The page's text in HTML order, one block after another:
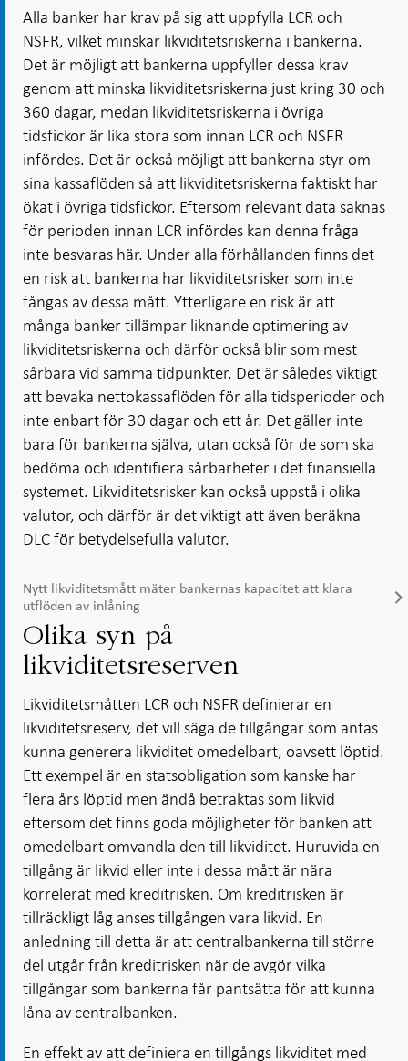
Alla banker har krav på sig att uppfylla LCR och
NSFR, vilket minskar likviditetsriskerna i bankerna.
Det är möjligt att bankerna uppfyller dessa krav
genom att minska likviditetsriskerna just kring 30 och
360 dagar, medan likviditetsriskerna i övriga
tidsfickor är lika stora som innan LCR och NSFR
infördes. Det är också möjligt att bankerna styr om
sina kassaflöden så att likviditetsriskerna faktiskt har
ökat i övriga tidsfickor. Eftersom relevant data saknas
för perioden innan LCR infördes kan denna fråga
inte besvaras här. Under alla förhållanden finns det
en risk att bankerna har likviditetsrisker som inte
fångas av dessa mått. Ytterligare en risk är att
många banker tillämpar liknande optimering av
likviditetsriskerna och därför också blir som mest
sårbara vid samma tidpunkter. Det är således viktigt
att bevaka nettokassaflöden för alla tidsperioder och
inte enbart för 30 dagar och ett år. Det gäller inte
bara för bankerna själva, utan också för de som ska
bedöma och identifiera sårbarheter i det finansiella
systemet. Likviditetsrisker kan också uppstå i olika
valutor, och därför är det viktigt att även beräkna
DLC för betydelsefulla valutor.
Nytt likviditetsmått mäter bankernas kapacitet att klara
utflöden av inlåning
Olika syn på
likviditetsreserven
Likviditetsmåtten LCR och NSFR definierar en
likviditetsreserv, det vill säga de tillgångar som antas
kunna generera likviditet omedelbart, oavsett löptid.
Ett exempel är en statsobligation som kanske har
flera års löptid men ändå betraktas som likvid
eftersom det finns goda möjligheter för banken att
omedelbart omvandla den till likviditet. Huruvida en
tillgång är likvid eller inte i dessa mått är nära
korrelerat med kreditrisken. Om kreditrisken är
tillräckligt låg anses tillgången vara likvid. En
anledning till detta är att centralbankerna till större
del utgår från kreditrisken när de avgör vilka
tillgångar som bankerna får pantsätta för att kunna
låna av centralbanken.
En effekt av att definiera en tillgångs likviditet med